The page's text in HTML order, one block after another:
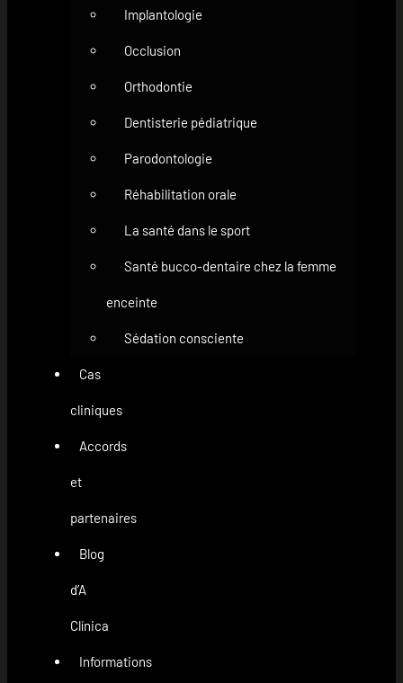
Implantologie
Occlusion
Orthodontie
Dentisterie pédiatrique
Parodontologie
Réhabilitation orale
La santé dans le sport
Santé bucco-dentaire chez la femme
enceinte
Sédation consciente
Cas
cliniques
Accords
et
partenaires
Blog
d’A
Clínica
Informations